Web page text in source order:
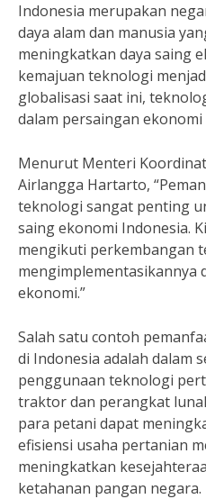
Indonesia merupakan
daya alam dan manusia
meningkatkan daya saing
kemajuan teknologi
globalisasi saat ini,
dalam persaingan
Menurut Menteri
Airlangga Hartarto,
teknologi sangat penting
saing ekonomi Indonesia.
mengikuti perkembangan
mengimplementasikannya
ekonomi.”
Salah satu contoh
di Indonesia adalah dalam
penggunaan teknologi
traktor dan perangkat
para petani dapat
efisiensi usaha pertanian
meningkatkan
ketahanan pangan negara.